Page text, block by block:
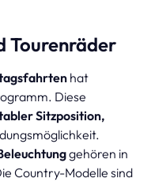
Tourenräder
hat
Diese
Sitzposition,
gehören in
Country-Modelle sind